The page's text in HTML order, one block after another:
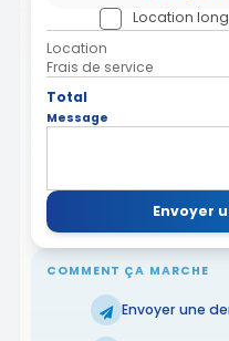
Location
Location
Frais de service
Total
Message
Envoyer
COMMENT ÇA MARCHE
Envoyer une